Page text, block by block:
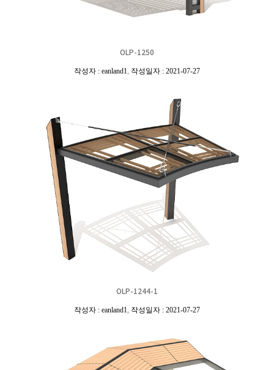
OLP-1250
작성자 : eanland1, 작성일자 : 2021-07-27
OLP-1244-1
작성자 : eanland1, 작성일자 : 2021-07-27